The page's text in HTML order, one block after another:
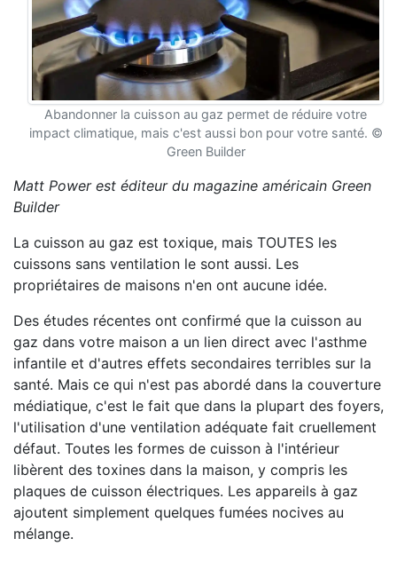
Abandonner la cuisson au gaz permet de réduire votre
impact climatique, mais c'est aussi bon pour votre santé. ©
Green Builder
Matt Power est éditeur du magazine américain Green
Builder
La cuisson au gaz est toxique, mais TOUTES les
cuissons sans ventilation le sont aussi. Les
propriétaires de maisons n'en ont aucune idée.
Des études récentes ont confirmé que la cuisson au
gaz dans votre maison a un lien direct avec l'asthme
infantile et d'autres effets secondaires terribles sur la
santé. Mais ce qui n'est pas abordé dans la couverture
médiatique, c'est le fait que dans la plupart des foyers,
l'utilisation d'une ventilation adéquate fait cruellement
défaut. Toutes les formes de cuisson à l'intérieur
libèrent des toxines dans la maison, y compris les
plaques de cuisson électriques. Les appareils à gaz
ajoutent simplement quelques fumées nocives au
mélange.